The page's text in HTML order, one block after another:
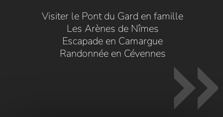
Visiter le Pont du Gard en famille
Les Arènes de Nîmes
Escapade en Camargue
Randonnée en Cévennes